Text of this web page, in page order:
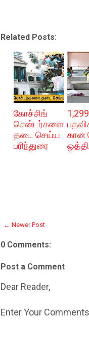
Related Posts:
கோச்சிங்
சென்டர்களை
தடை செய்ய
பரிந்துரை
கான
← Newer Post
0 Comments:
Post a Comment
Dear Reader,
Enter Your